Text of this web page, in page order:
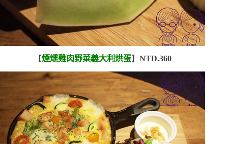
【煙燻雞肉野菜義大利烘蛋】NTD.360